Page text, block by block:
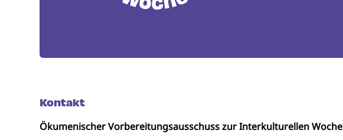
Kontakt
Ökumenischer Vorbereitungsausschuss zur Interkulturellen Woche